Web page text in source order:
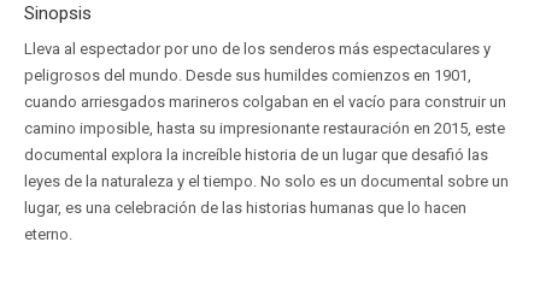
Sinopsis
Lleva al espectador por uno de los senderos más espectaculares y
peligrosos del mundo. Desde sus humildes comienzos en 1901,
cuando arriesgados marineros colgaban en el vacío para construir un
camino imposible, hasta su impresionante restauración en 2015, este
documental explora la increíble historia de un lugar que desafió las
leyes de la naturaleza y el tiempo. No solo es un documental sobre un
lugar, es una celebración de las historias humanas que lo hacen
eterno.